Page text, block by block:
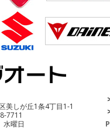
しが丘1条4丁目1-1
7711
曜日